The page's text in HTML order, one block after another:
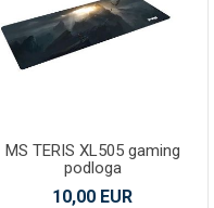
MS TERIS XL505 gaming
podloga
10,00 EUR